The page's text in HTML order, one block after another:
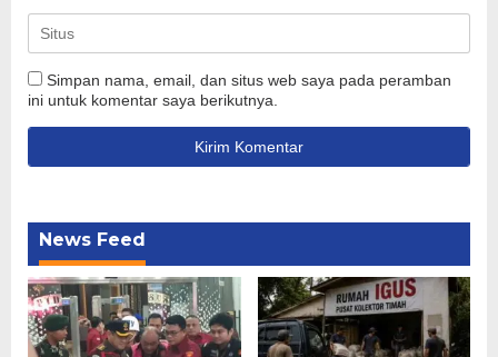
Simpan nama, email, dan situs web saya pada peramban
ini untuk komentar saya berikutnya.
News Feed